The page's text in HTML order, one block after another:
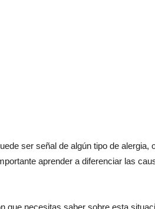
ser señal de algún tipo de alergia,
aprender a diferenciar las
que necesitas saber sobre esta